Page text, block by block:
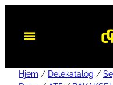
Hjem / Delekatalog /